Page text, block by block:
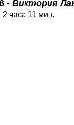
- Виктория
11 мин.